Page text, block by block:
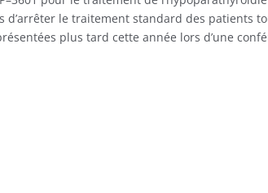
d’arrêter le traitement standard des patients
plus tard cette année lors d’une